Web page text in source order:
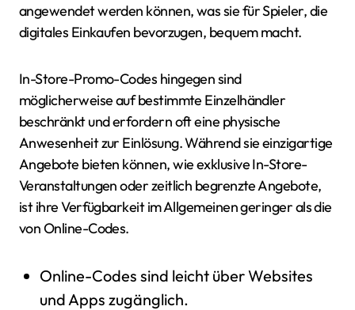
angewendet werden können, was sie für Spieler, die
digitales Einkaufen bevorzugen, bequem macht.
In-Store-Promo-Codes hingegen sind
möglicherweise auf bestimmte Einzelhändler
beschränkt und erfordern oft eine physische
Anwesenheit zur Einlösung. Während sie einzigartige
Angebote bieten können, wie exklusive In-Store-
Veranstaltungen oder zeitlich begrenzte Angebote,
ist ihre Verfügbarkeit im Allgemeinen geringer als die
von Online-Codes.
Online-Codes sind leicht über Websites
und Apps zugänglich.